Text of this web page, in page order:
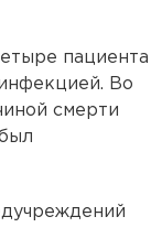
пациента
Во
смерти